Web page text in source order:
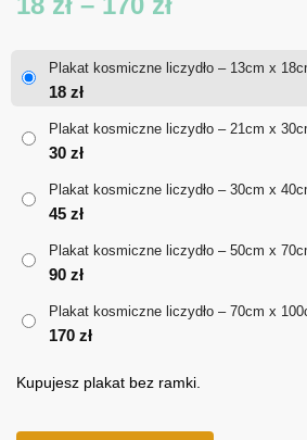
18 zł
Plakat kosmiczne liczydło – 13cm x
18 zł
Plakat kosmiczne liczydło – 21cm x
30 zł
Plakat kosmiczne liczydło – 30cm x
45 zł
Plakat kosmiczne liczydło – 50cm x
90 zł
Plakat kosmiczne liczydło – 70cm x
170 zł
Kupujesz plakat bez ramki.